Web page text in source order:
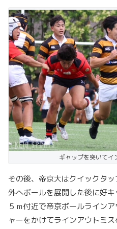
ギャップを突いてイ
その後、帝京大はクイックタッ
外へボールを展開した後に好
５ｍ付近で帝京ボールライン
ャーをかけてラインアウトミ